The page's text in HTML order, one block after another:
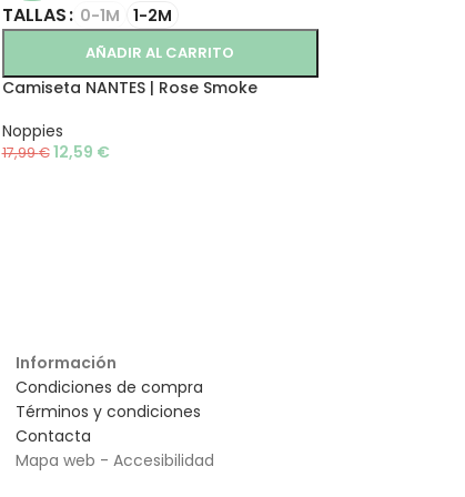
TALLAS 0-1M 1-2M
AÑADIR AL CARRITO
Camiseta NANTES | Rose Smoke
Noppies
17,99€ 12,59 €
Información
Condiciones de compra
Términos y condiciones
Contacta
Mapa web - Accesibilidad